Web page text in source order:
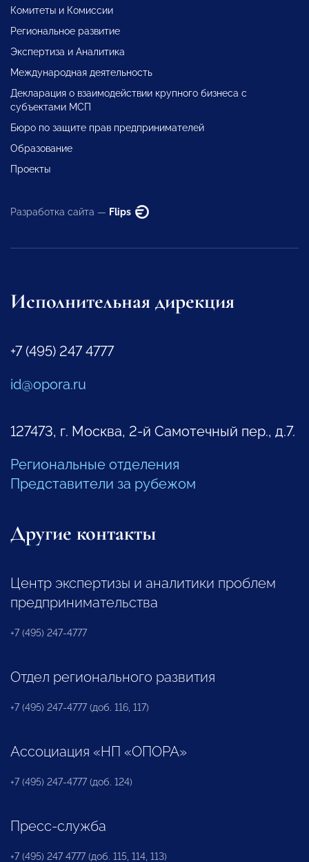
Комитеты и Комиссии
Региональное развитие
Экспертиза и Аналитика
Международная деятельность
Декларация о взаимодействии крупного бизнеса с
субъектами МСП
Бюро по защите прав предпринимателей
Образование
Проекты
Разработка сайта — Flips
Исполнительная дирекция
+7 (495) 247 4777
id@opora.ru
127473, г. Москва, 2-й Самотечный пер., д.7.
Региональные отделения
Представители за рубежом
Другие контакты
Центр экспертизы и аналитики проблем
предпринимательства
+7 (495) 247-4777
Отдел регионального развития
+7 (495) 247-4777 (доб. 116, 117)
Ассоциация «НП «ОПОРА»
+7 (495) 247-4777 (доб. 124)
Пресс-служба
+7 (495) 247 4777 (доб. 115, 114, 113)